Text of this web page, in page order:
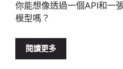
你能想像透過一個API和一
模型嗎？
閱讀更多